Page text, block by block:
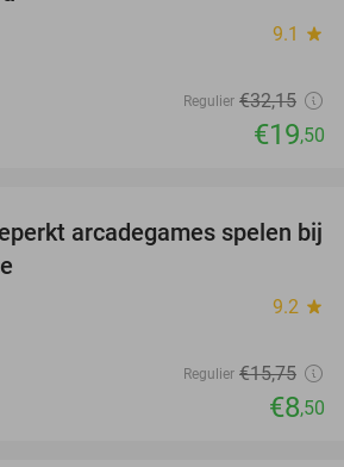
9.1 star
Regulier €32,15
€19,50
46%
arcadegames spelen bij
9.2 star
Regulier €15,75
€8,50